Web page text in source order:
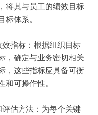
将其与员工的绩效目标
标体系。
指标：根据组织目标
，确定与业务密切相关
，这些指标应具备可衡
和可操作性。
估方法：为每个关键